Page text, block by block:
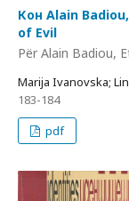
Кон Alain
of Evil
Për Alain Badiou,
Marija Ivanovska;
183-184
pdf